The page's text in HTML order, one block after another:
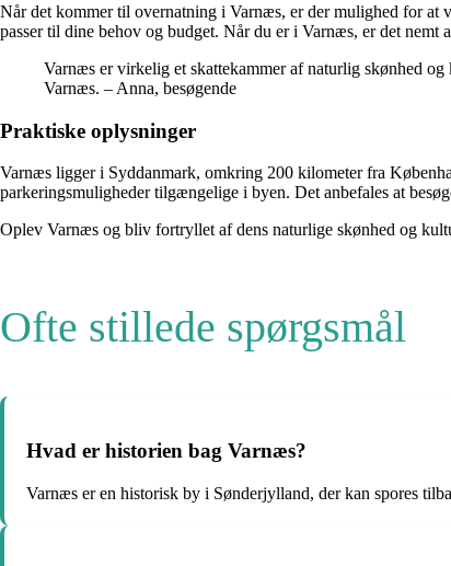
Når det kommer til overnatning i Varnæs, er der mulighed for
passer til dine behov og budget. Når du er i Varnæs, er det
Varnæs er virkelig et skattekammer af naturlig skønhed
Varnæs. – Anna, besøgende
Praktiske oplysninger
Varnæs ligger i Syddanmark, omkring 200 kilometer fra
parkeringsmuligheder tilgængelige i byen. Det anbefales at
Oplev Varnæs og bliv fortryllet af dens naturlige skønhed og
Ofte stillede spørgsmål
Hvad er historien bag Varnæs?
Varnæs er en historisk by i Sønderjylland, der kan spores